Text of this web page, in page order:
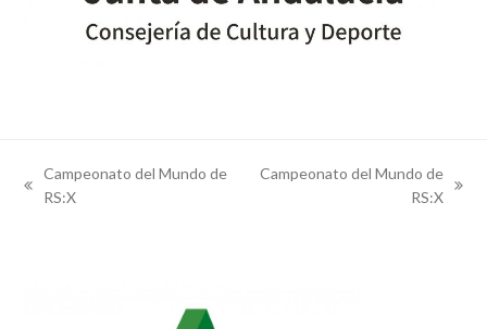
previous
Campeonato del Mundo de
RS:X
Campeonato del Mundo de
RS:X